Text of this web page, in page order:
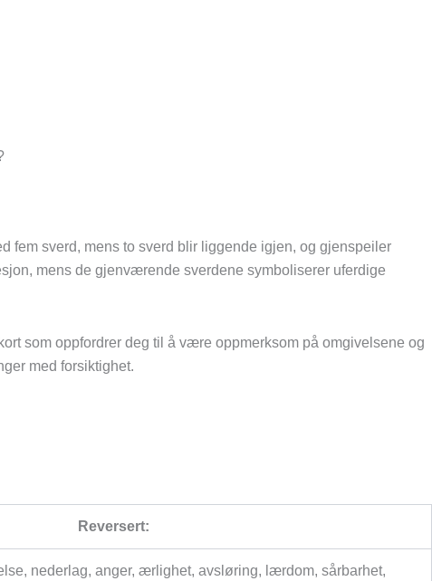
fem sverd, mens to sverd blir liggende igjen, og gjenspeiler
mens de gjenværende sverdene symboliserer uferdige
som oppfordrer deg til å være oppmerksom på omgivelsene og
med forsiktighet.
Reversert:
nederlag, anger, ærlighet, avsløring, lærdom, sårbarhet,